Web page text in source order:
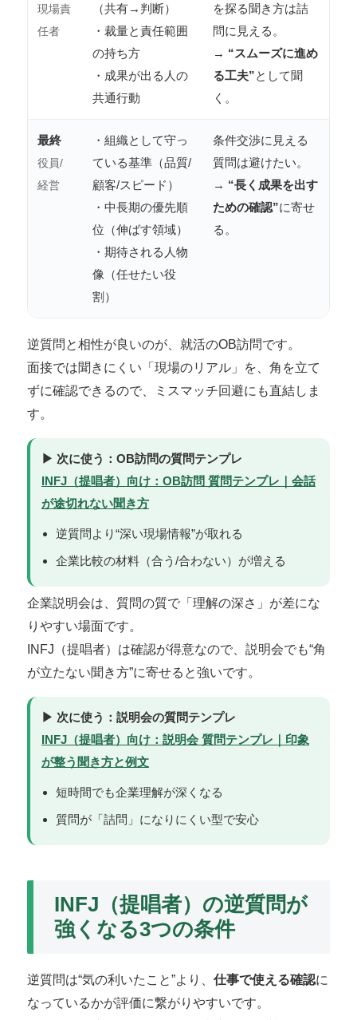
現場責
任者
（共有→判断）
・裁量と責任範囲
の持ち方
・成果が出る人の
共通行動
を探る聞き方は詰
問に見える。
→ “スムーズに進め
る工夫”として聞
く。
最終
役員/
経営
・組織として守っ
ている基準（品質/
顧客/スピード）
・中長期の優先順
位（伸ばす領域）
・期待される人物
像（任せたい役
割）
条件交渉に見える
質問は避けたい。
→ “長く成果を出す
ための確認”に寄せ
る。
逆質問と相性が良いのが、就活のOB訪問です。
面接では聞きにくい「現場のリアル」を、角を立て
ずに確認できるので、ミスマッチ回避にも直結しま
す。
▶ 次に使う：OB訪問の質問テンプレ
INFJ（提唱者）向け：OB訪問 質問テンプレ｜会話
が途切れない聞き方
逆質問より“深い現場情報”が取れる
企業比較の材料（合う/合わない）が増える
企業説明会は、質問の質で「理解の深さ」が差にな
りやすい場面です。
INFJ（提唱者）は確認が得意なので、説明会でも“角
が立たない聞き方”に寄せると強いです。
▶ 次に使う：説明会の質問テンプレ
INFJ（提唱者）向け：説明会 質問テンプレ｜印象
が整う聞き方と例文
短時間でも企業理解が深くなる
質問が「詰問」になりにくい型で安心
INFJ（提唱者）の逆質問が
強くなる3つの条件
逆質問は“気の利いたこと”より、 仕事で使える確認に
なっているかが評価に繋がりやすいです。